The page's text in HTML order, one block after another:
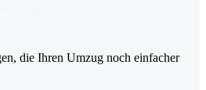
die Ihren Umzug noch einfacher